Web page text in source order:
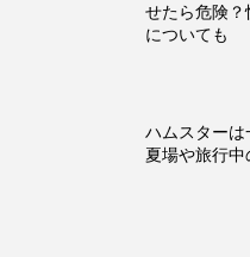
せたら危険
についても
ハムスターは
夏場や旅行中